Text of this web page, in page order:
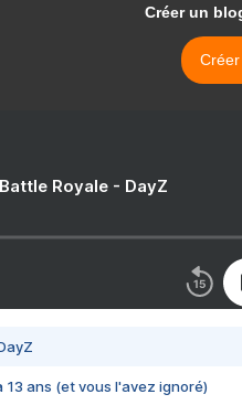
Créer un
Royale - DayZ
13 ans (et vous l'avez ignoré)